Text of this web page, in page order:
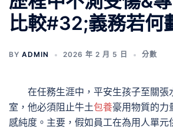
比較#32;義務若何
BY ADMIN 2026 年 2 月 5 日 分數
在任務生涯中，平安生孩子至關張
室，他必須阻止牛土包養豪用物質的力
感純度。主要，假如員工在為用人單元